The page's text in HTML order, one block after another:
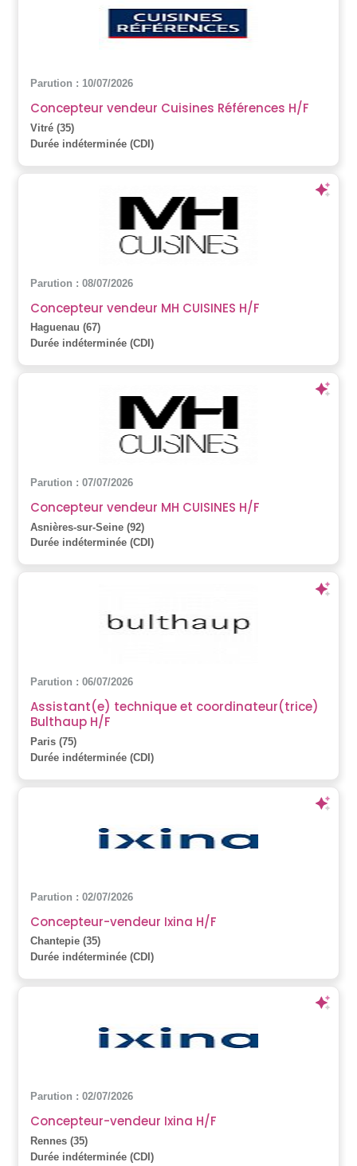
Parution : 10/07/2026
Concepteur vendeur Cuisines Références H/F
Vitré (35)
Durée indéterminée (CDI)
Parution : 08/07/2026
Concepteur vendeur MH CUISINES H/F
Haguenau (67)
Durée indéterminée (CDI)
Parution : 07/07/2026
Concepteur vendeur MH CUISINES H/F
Asnières-sur-Seine (92)
Durée indéterminée (CDI)
Parution : 06/07/2026
Assistant(e) technique et coordinateur(trice)
Bulthaup H/F
Paris (75)
Durée indéterminée (CDI)
Parution : 02/07/2026
Concepteur-vendeur Ixina H/F
Chantepie (35)
Durée indéterminée (CDI)
Parution : 02/07/2026
Concepteur-vendeur Ixina H/F
Rennes (35)
Durée indéterminée (CDI)